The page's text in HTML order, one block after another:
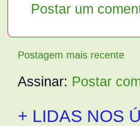
Postar um
Postagem mais recente
Assinar: Postar
+ LIDAS NOS